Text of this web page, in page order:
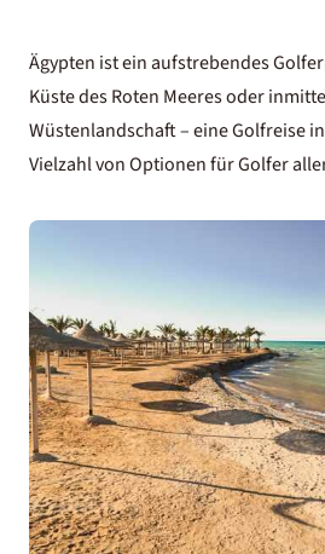
Ägypten ist ein aufstrebendes
Küste des Roten Meeres oder
Wüstenlandschaft – eine Golfreise
Vielzahl von Optionen für Golfer